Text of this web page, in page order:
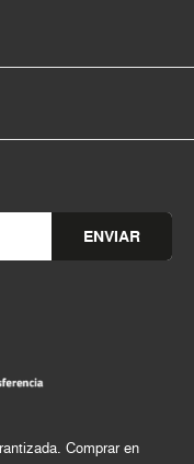
ENVIAR
Comprar en